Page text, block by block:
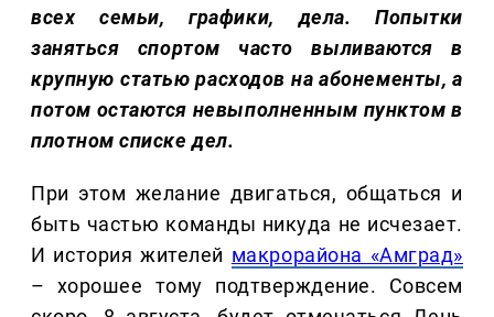
всех семьи, графики, дела. Попытки
заняться спортом часто выливаются в
крупную статью расходов на абонементы, а
потом остаются невыполненным пунктом в
плотном списке дел.
При этом желание двигаться, общаться и
быть частью команды никуда не исчезает.
И история жителей макрорайона «Амград»
– хорошее тому подтверждение. Совсем